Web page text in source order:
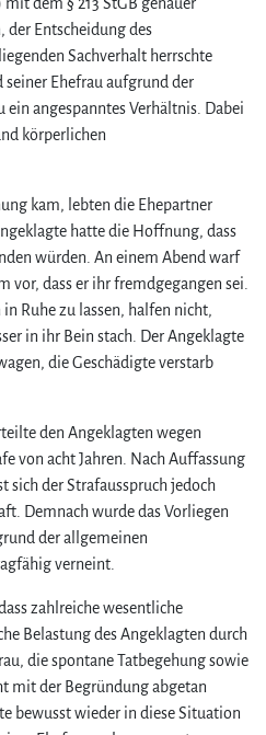
der Entscheidung des
Sachverhalt herrschte
Ehefrau aufgrund der
angespanntes Verhältnis. Dabei
körperlichen
kam, lebten die Ehepartner
hatte die Hoffnung, dass
würden. An einem Abend warf
vor, dass er ihr fremdgegangen sei.
Ruhe zu lassen, halfen nicht,
in ihr Bein stach. Der Angeklagte
die Geschädigte verstarb
den Angeklagten wegen
von acht Jahren. Nach Auffassung
sich der Strafausspruch jedoch
Demnach wurde das Vorliegen
der allgemeinen
verneint.
zahlreiche wesentliche
Belastung des Angeklagten durch
die spontane Tatbegehung sowie
mit der Begründung abgetan
bewusst wieder in diese Situation